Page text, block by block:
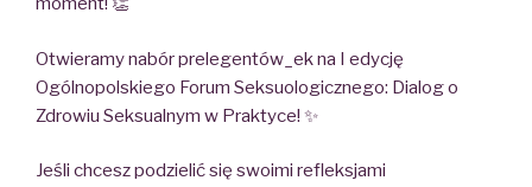
Otwieramy nabór prelegentów_ek na I edycję
Ogólnopolskiego Forum Seksuologicznego: Dialog o
Zdrowiu Seksualnym w Praktyce! ✨
Jeśli chcesz podzielić się swoimi refleksjami